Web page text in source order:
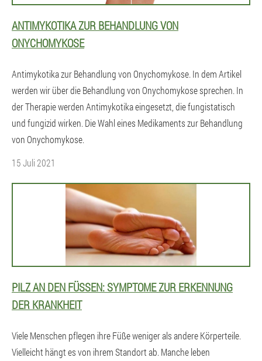
ANTIMYKOTIKA ZUR BEHANDLUNG VON
ONYCHOMYKOSE
Antimykotika zur Behandlung von Onychomykose. In dem Artikel
werden wir über die Behandlung von Onychomykose sprechen. In
der Therapie werden Antimykotika eingesetzt, die fungistatisch
und fungizid wirken. Die Wahl eines Medikaments zur Behandlung
von Onychomykose.
15 Juli 2021
PILZ AN DEN FÜSSEN: SYMPTOME ZUR ERKENNUNG D
ER KRANKHEIT
Viele Menschen pflegen ihre Füße weniger als andere Körperteile.
Vielleicht hängt es von ihrem Standort ab. Manche leben